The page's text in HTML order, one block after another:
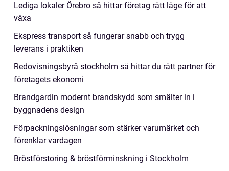
Lediga lokaler Örebro så hittar företag rätt läge för att
växa
Ekspress transport så fungerar snabb och trygg
leverans i praktiken
Redovisningsbyrå stockholm så hittar du rätt partner för
företagets ekonomi
Brandgardin modernt brandskydd som smälter in i
byggnadens design
Förpackningslösningar som stärker varumärket och
förenklar vardagen
Bröstförstoring & bröstförminskning i Stockholm